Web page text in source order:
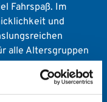
Fahrspaß. Im
und
alle Altersgruppen